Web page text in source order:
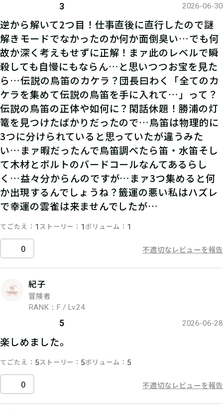
3 2026-06-30
逆から解いて2つ目！仕事直後に直行したので謎
解きモードでなかったのか何か面倒臭い…でも何
故か深く考えもせずに正解！まァ此のレベルで瞬
殺しても自慢にもならん…と思いつつお宝を見た
ら…伝説の鳥笛のカケラ？団長曰わく「全てのカ
ケラを集めて伝説の鳥笛を手に入れて…」って？
伝説の鳥笛の正体や如何に？閑話休題！勝浦の灯
篭を見つけたばかりだったので…鳥笛は物理的に
3つに分けられていると思っていたが違うみた
い…まァ暇だったんで鳥笛調べたら笛・水笛そし
て木材とボルトのバードコールなんてあるらし
く…益々分からんのですが…まァ3つ集めると何
か出現するんでしょうね？籤運の悪い私はハズレ
で幸運の雲雀は来ませんでしたが…
てごたえ 1 ストーリー 1 ボリューム 1
0 不適切なレビューを報告
紀子
冒険者
RANK：F / Lv.24
5 2026-06-28
楽しめました。
てごたえ 5ストーリー 5ボリューム 5
0 不適切なレビューを報告